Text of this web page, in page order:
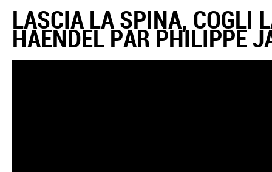
LASCIA LA SPINA, COGLI
HAENDEL PAR PHILIPPE